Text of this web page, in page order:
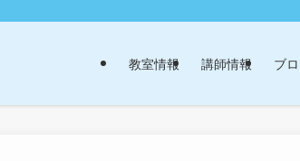
教室情報 講師情報 ブ